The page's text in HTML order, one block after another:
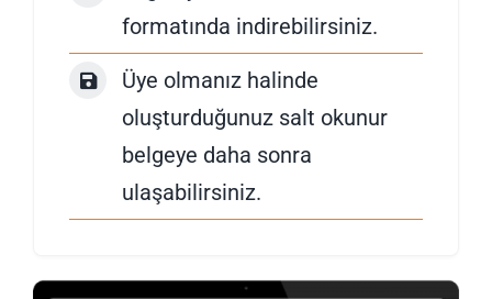
formatında indirebilirsiniz.
Üye olmanız halinde
oluşturduğunuz salt okunur
belgeye daha sonra
ulaşabilirsiniz.